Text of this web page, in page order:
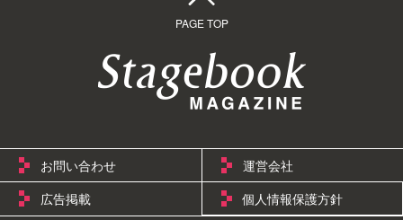
PAGE TOP
お問い合わせ
運営会社
広告掲載
個人情報保護方針